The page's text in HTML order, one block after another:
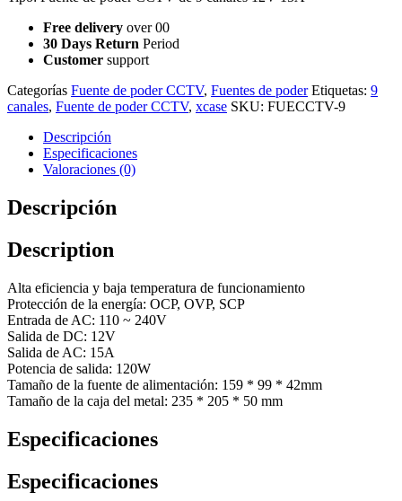
Free delivery over 00
30 Days Return Period
Customer support
Categorías Fuente de poder CCTV, Fuentes de poder Etiquetas: 9
canales, Fuente de poder CCTV, xcase SKU: FUECCTV-9
Descripción
Especificaciones
Valoraciones (0)
Descripción
Description
Alta eficiencia y baja temperatura de funcionamiento
Protección de la energía: OCP, OVP, SCP
Entrada de AC: 110 ~ 240V
Salida de DC: 12V
Salida de AC: 15A
Potencia de salida: 120W
Tamaño de la fuente de alimentación: 159 * 99 * 42mm
Tamaño de la caja del metal: 235 * 205 * 50 mm
Especificaciones
Especificaciones